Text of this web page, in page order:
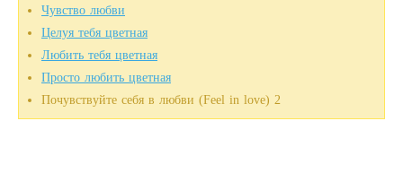
Чувство любви
Целуя тебя цветная
Любить тебя цветная
Просто любить цветная
Почувствуйте себя в любви (Feel in love) 2